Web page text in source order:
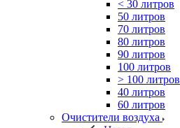
< 30 литров
50 литров
70 литров
80 литров
90 литров
100 литров
> 100 литров
40 литров
60 литров
Очистители воздуха